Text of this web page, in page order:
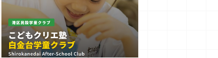
（更新日：2026年7月27日）